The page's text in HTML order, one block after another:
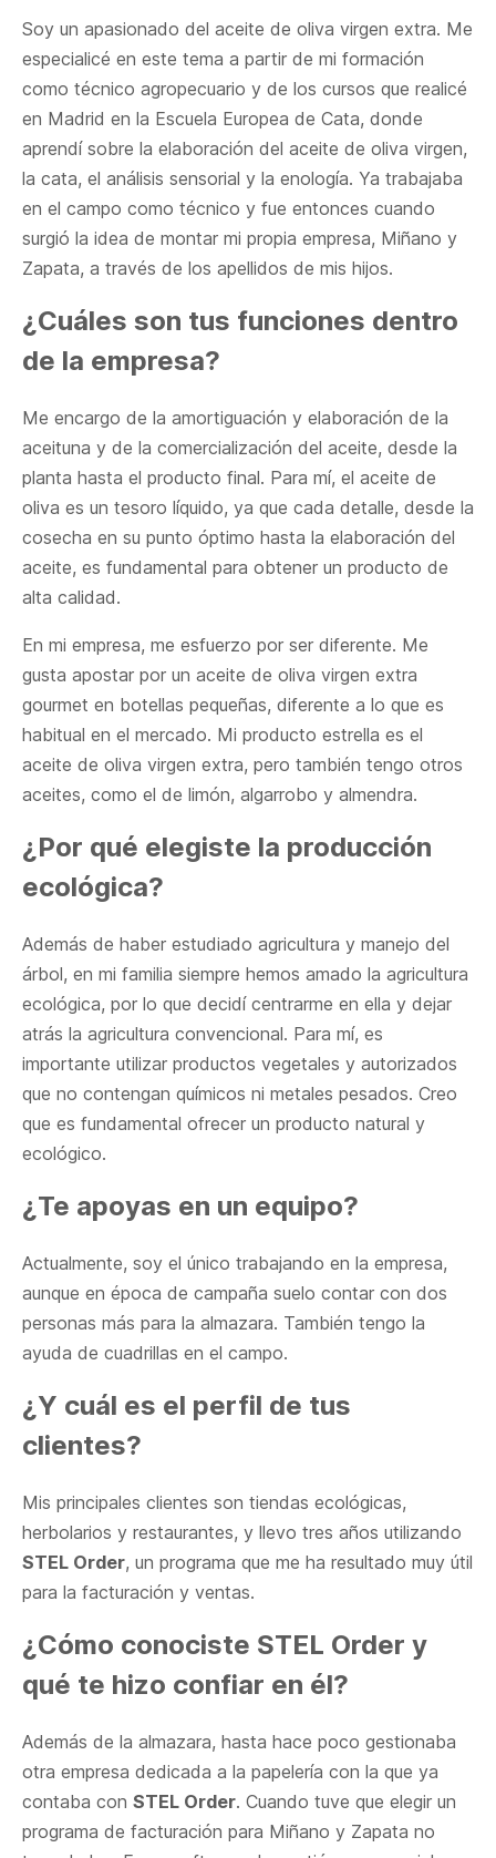
Soy un apasionado del aceite de oliva virgen extra. Me
especialicé en este tema a partir de mi formación
como técnico agropecuario y de los cursos que realicé
en Madrid en la Escuela Europea de Cata, donde
aprendí sobre la elaboración del aceite de oliva virgen,
la cata, el análisis sensorial y la enología. Ya trabajaba
en el campo como técnico y fue entonces cuando
surgió la idea de montar mi propia empresa, Miñano y
Zapata, a través de los apellidos de mis hijos.
¿Cuáles son tus funciones dentro
de la empresa?
Me encargo de la amortiguación y elaboración de la
aceituna y de la comercialización del aceite, desde la
planta hasta el producto final. Para mí, el aceite de
oliva es un tesoro líquido, ya que cada detalle, desde la
cosecha en su punto óptimo hasta la elaboración del
aceite, es fundamental para obtener un producto de
alta calidad.
En mi empresa, me esfuerzo por ser diferente. Me
gusta apostar por un aceite de oliva virgen extra
gourmet en botellas pequeñas, diferente a lo que es
habitual en el mercado. Mi producto estrella es el
aceite de oliva virgen extra, pero también tengo otros
aceites, como el de limón, algarrobo y almendra.
¿Por qué elegiste la producción
ecológica?
Además de haber estudiado agricultura y manejo del
árbol, en mi familia siempre hemos amado la agricultura
ecológica, por lo que decidí centrarme en ella y dejar
atrás la agricultura convencional. Para mí, es
importante utilizar productos vegetales y autorizados
que no contengan químicos ni metales pesados. Creo
que es fundamental ofrecer un producto natural y
ecológico.
¿Te apoyas en un equipo?
Actualmente, soy el único trabajando en la empresa,
aunque en época de campaña suelo contar con dos
personas más para la almazara. También tengo la
ayuda de cuadrillas en el campo.
¿Y cuál es el perfil de tus
clientes?
Mis principales clientes son tiendas ecológicas,
herbolarios y restaurantes, y llevo tres años utilizando
STEL Order, un programa que me ha resultado muy útil
para la facturación y ventas.
¿Cómo conociste STEL Order y
qué te hizo confiar en él?
Además de la almazara, hasta hace poco gestionaba
otra empresa dedicada a la papelería con la que ya
contaba con STEL Order. Cuando tuve que elegir un
programa de facturación para Miñano y Zapata no